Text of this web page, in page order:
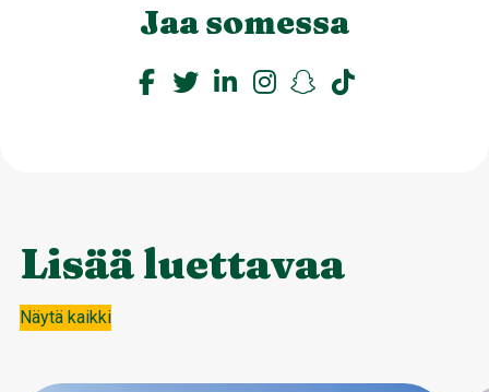
Jaa somessa
Lisää luettavaa
Näytä kaikki